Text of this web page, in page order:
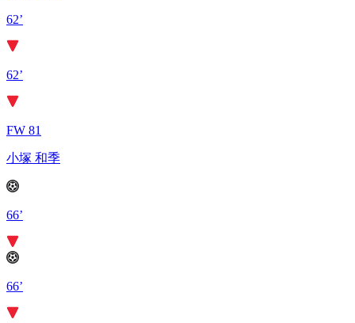
62’
62’
FW 81
小塚 和季
66’
66’